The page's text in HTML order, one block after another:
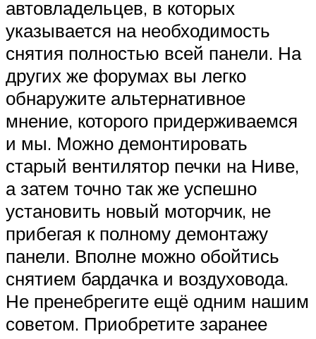
автовладельцев, в которых
указывается на необходимость
снятия полностью всей панели. На
других же форумах вы легко
обнаружите альтернативное
мнение, которого придерживаемся
и мы. Можно демонтировать
старый вентилятор печки на Ниве,
а затем точно так же успешно
установить новый моторчик, не
прибегая к полному демонтажу
панели. Вполне можно обойтись
снятием бардачка и воздуховода.
Не пренебрегите ещё одним нашим
советом. Приобретите заранее